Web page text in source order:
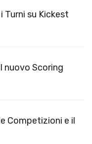
Turni su Kickest
nuovo Scoring
Competizioni e il